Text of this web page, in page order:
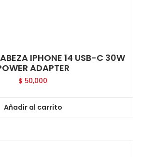
IPHONE 14 USB-C 30W
ADAPTER
$ 50,000
Añadir al carrito